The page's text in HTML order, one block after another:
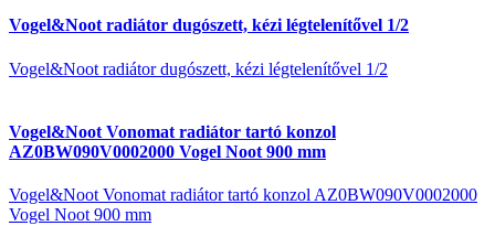
Vogel&Noot radiátor dugószett, kézi légtelenítővel 1/2
Vogel&Noot radiátor dugószett, kézi légtelenítővel 1/2
Vogel&Noot Vonomat radiátor tartó konzol
AZ0BW090V0002000 Vogel Noot 900 mm
Vogel&Noot Vonomat radiátor tartó konzol AZ0BW090V0002000
Vogel Noot 900 mm